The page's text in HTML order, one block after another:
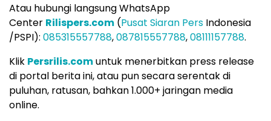
Atau hubungi langsung WhatsApp
Center Rilispers.com (Pusat Siaran Pers Indonesia
/PSPI): 085315557788,087815557788,08111157788.
Klik Persrilis.comuntuk menerbitkan press release
di portal berita ini, atau pun secara serentak di
puluhan, ratusan, bahkan 1.000+ jaringan media
online.